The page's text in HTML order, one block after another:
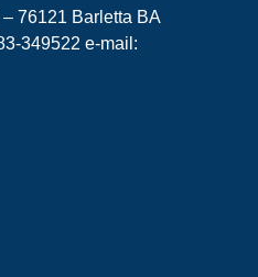
76121 Barletta BA
349522 e-mail: